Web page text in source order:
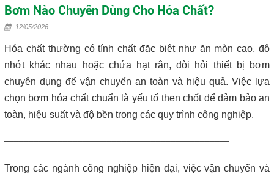
Tại sao nên mua máy ép bùn trục vít
Lược rác đầu nguồn
Máy lược rác thô – giải pháp loại bỏ rác hiệu quả trong hệ thống
xử lý nước thải
Giá máy ép bùn 2026 – Báo giá chi tiết theo từng dòng máy và
Bơm màng ARO 1 inch thân nhựa | Hàng sẵn kho – Giá tốt
Bơm Nào Chuyên Dùng Cho Hóa Chất?
12/05/2026
Hóa chất thường có tính chất đặc biệt như ăn mòn cao, độ
nhớt khác nhau hoặc chứa hạt rắn, đòi hỏi thiết bị bơm
chuyên dụng để vận chuyển an toàn và hiệu quả. Việc lựa
chọn bơm hóa chất chuẩn là yếu tố then chốt để đảm bảo an
toàn, hiệu suất và độ bền trong các quy trình công nghiệp.
Trong các ngành công nghiệp hiện đại, việc vận chuyển và